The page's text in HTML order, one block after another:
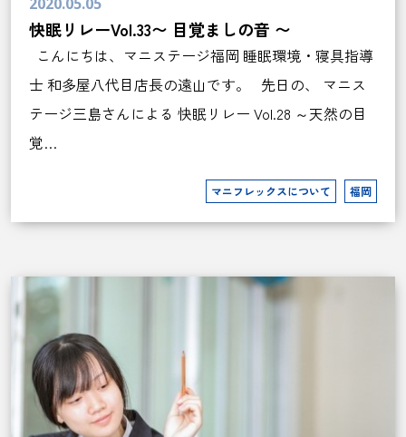
快眠リレーVol.33〜 目覚ましの音 〜
こんにちは、マニステージ福岡 睡眠環境・寝具指導
士 和多屋八代目店長の遠山です。 先日の、 マニス
テージ三島さんによる 快眠リレー Vol.28 ～天然の目
覚…
マニフレックスについて 福岡